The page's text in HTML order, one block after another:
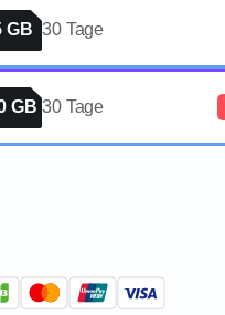
GB 30 Tage
GB 30 Tage